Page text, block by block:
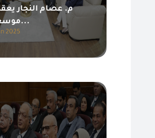
م. عصام النجار
موسعا لمتابع...
2025